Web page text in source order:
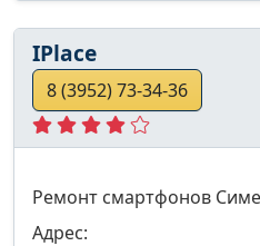
IPlace
8 (3952) 73-34-36
Ремонт смартфонов
Адрес: